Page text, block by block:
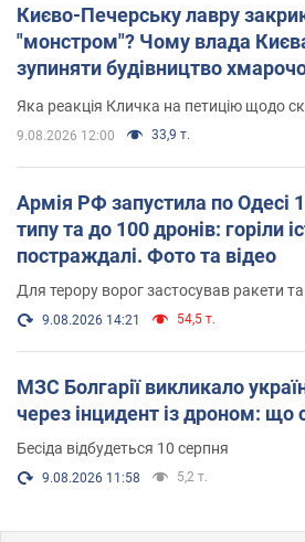
Києво-Печерську лавру
"монстром"? Чому влада
зупиняти будівництво
вірянина"
Яка реакція Кличка на петицію щодо
9.08.2026 12:00 33,9 т.
Армія РФ запустила по Одесі
типу та до 100 дронів: горіли
постраждалі. Фото та відео
Для терору ворог застосував ракети
9.08.2026 14:21 54,5 т.
МЗС Болгарії викликало
через інцидент із дроном: що
Бесіда відбудеться 10 серпня
9.08.2026 11:58 5,2 т.